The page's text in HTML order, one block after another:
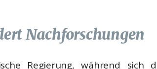
Nachforschungen
Regierung, während sich